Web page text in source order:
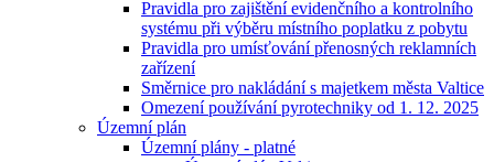
Pravidla pro zajištění evidenčního a kontrolního
systému při výběru místního poplatku z pobytu
Pravidla pro umísťování přenosných reklamních
zařízení
Směrnice pro nakládání s majetkem města Valtice
Omezení používání pyrotechniky od 1. 12. 2025
Územní plán
Územní plány - platné